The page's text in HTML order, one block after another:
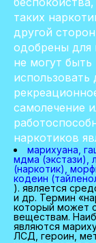
таких
другой
одобрены для
не могут
использовать
самолечение
наркотиков
марихуана,
мдма (экстази),
(наркотик),
кодеин
). является
и др. Термин
который может
веществам.
являются
ЛСД, героин,